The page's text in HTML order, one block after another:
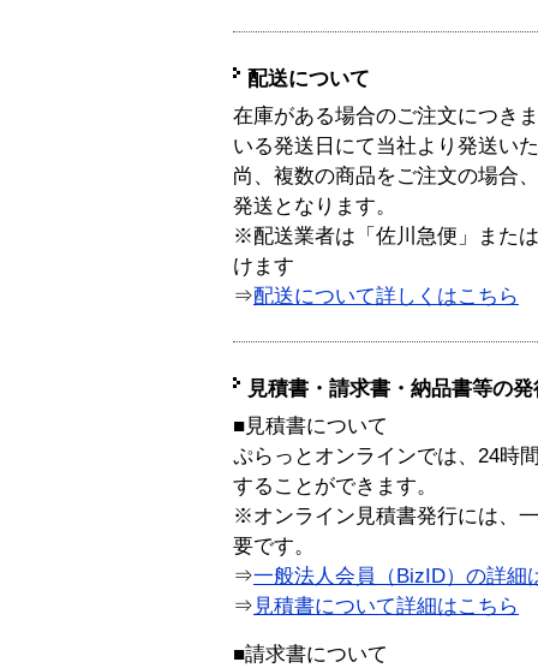
配送について
在庫がある場合のご注文につき
いる発送日にて当社より発送い
尚、複数の商品をご注文の場合
発送となります。
※配送業者は「佐川急便」また
けます
⇒配送について詳しくはこちら
見積書・請求書・納品書等の
■見積書について
ぷらっとオンラインでは、24時
することができます。
※オンライン見積書発行には、
要です。
⇒一般法人会員（BizID）の詳細
⇒ 見積書について詳細はこちら
■請求書について